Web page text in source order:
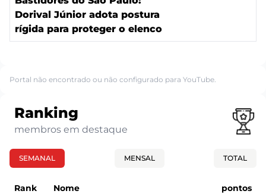
Dorival Júnior adota postura
rígida para proteger o elenco
Portal não encontrado ou não configurado para YouTube.
Ranking
membros em destaque
SEMANAL MENSAL TOTAL
Rank Nome pontos